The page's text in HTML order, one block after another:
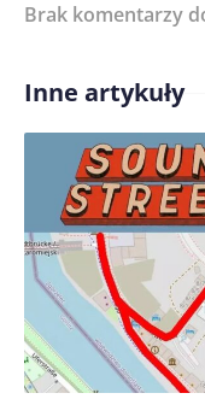
Treść komentarza*
Imię/ Nick*
Zapamiętaj
pisania
Brak komentarzy
Inne artykuły